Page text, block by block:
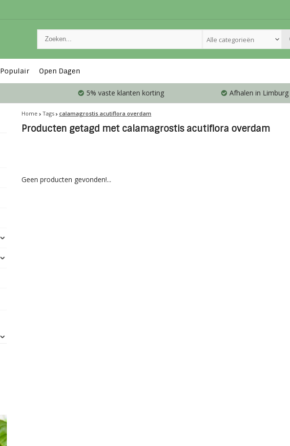
Alle categorieën
Populair Open Dagen
5% vaste klanten korting Afhalen in Limburg
Home Tags calamagrostis acutiflora overdam
Producten getagd met calamagrostis acutiflora overdam
Geen producten gevonden!...